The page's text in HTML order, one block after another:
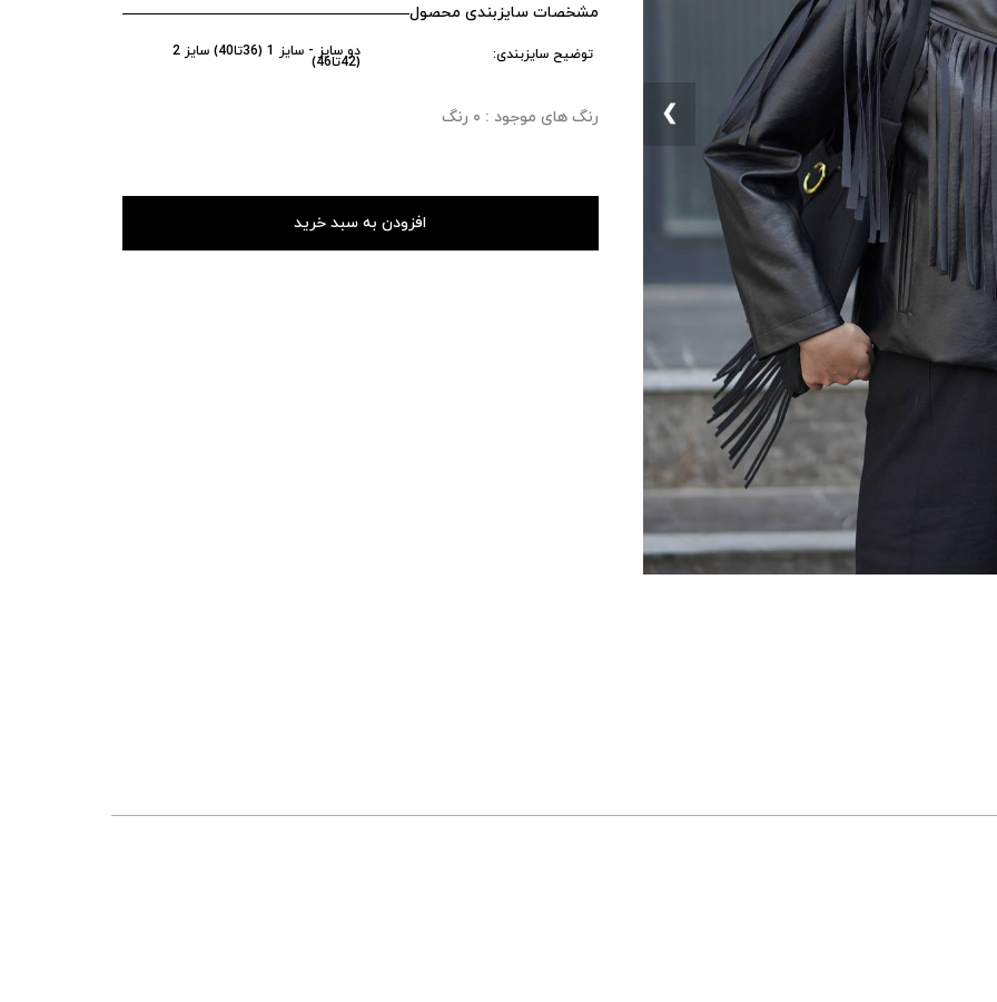
❮
مشخصات سایزبندی محصول
توضیح سایزبندی: دو سایز - سایز 1 (36تا40) سایز 2
(42تا46)
رنگ های موجود : ۰ رنگ
افزودن به سبد خرید